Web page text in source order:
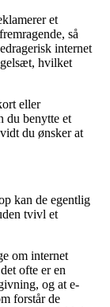
et
så
internet
hvilket
eller
du benytte et
du ønsker at
kan de egentlig
tvivl et
om internet
ofte er en
og at e-
forstår de